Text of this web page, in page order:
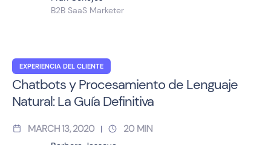
B2B SaaS Marketer
EXPERIENCIA DEL CLIENTE
Chatbots y Procesamiento de Lenguaje
Natural: La Guía Definitiva
MARCH 13, 2020 | 20 MIN